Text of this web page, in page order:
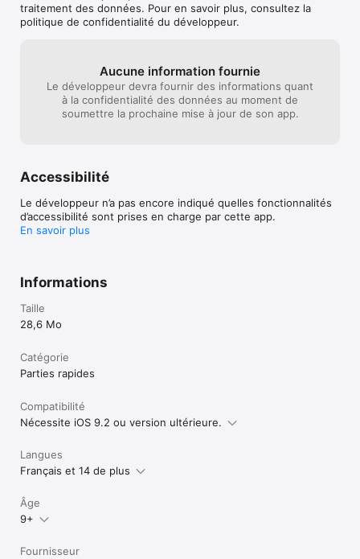
graphismes excellents, impressionnants sons et musiques." -
daringfireball.net
traitement des données. Pour en savoir plus, consultez la
politique de confidentialité du développeur.
Aucune information fournie
Le développeur devra fournir des informations quant
à la confidentialité des données au moment de
soumettre la prochaine mise à jour de son app.
Accessibilité
Le développeur n’a pas encore indiqué quelles fonctionnalités
d’accessibilité sont prises en charge par cette app.
En savoir plus
Informations
Taille
28,6 Mo
Catégorie
Parties rapides
Compatibilité
Nécessite iOS 9.2 ou version ultérieure.
Langues
Français et 14 de plus
Âge
9+
Fournisseur